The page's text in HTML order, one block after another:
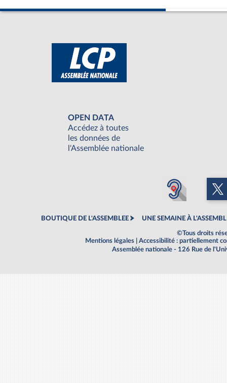
OPEN DATA
Accédez à toutes
les données de
l'Assemblée nationale
BOUTIQUE DE L'ASSEMBLEE UNE SEMAINE À
©Tous droits
Mentions légales
Accessibilité : partiellement
Assemblée nationale - 126 Rue de